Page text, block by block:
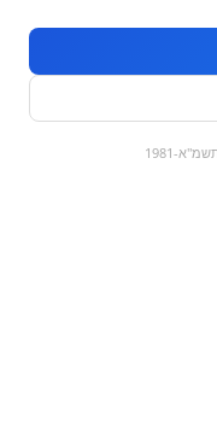
0
הקניות שלי
1981